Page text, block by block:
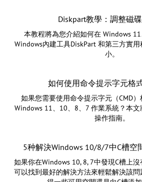
Diskpart教學：調整磁
本教程將為您介紹如何在 Windows
Windows內建工具DiskPart 和第三方實
小。
如何使用命令提示字元格
如果您需要使用命令提示字元（CMD
Windows 11、10、8、7 作業系統？本
操作指南。
5种解決Windows 10/8/7中C槽空
如果你在Windows 10, 8, 7中發現C槽上
可以找到最好的解決方法來輕鬆解決該